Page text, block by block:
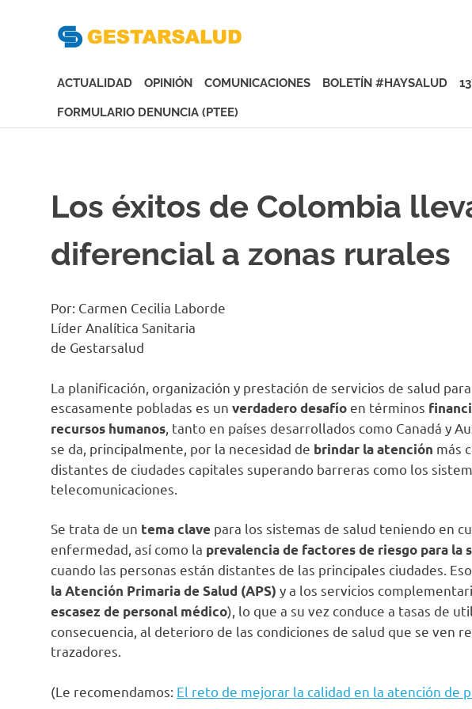
de
Gestoras
del
Salud
ACTUALIDAD OPINIÓN COMUNICACIONES BOLETÍN #HAYSALUD
FORMULARIO DENUNCIA (PTEE)
Los éxitos de Colombia
diferencial a zonas rurales
Por: Carmen Cecilia Laborde
Líder Analítica Sanitaria
de Gestarsalud
La planificación, organización y prestación de servicios de salud
escasamente pobladas es un verdadero desafío en términos
recursos humanos , tanto en países desarrollados como Canadá y
se da, principalmente, por la necesidad de brindar la atención más
distantes de ciudades capitales superando barreras como los
telecomunicaciones.
Se trata de un tema clave para los sistemas de salud teniendo en
enfermedad, así como la prevalencia de factores de riesgo para la
cuando las personas están distantes de las principales ciudades.
la Atención Primaria de Salud (APS) y a los servicios
escasez de personal médico), lo que a su vez conduce a tasas de
consecuencia, al deterioro de las condiciones de salud que se ven
trazadores.
(Le recomendamos: El reto de mejorar la calidad en la atención de